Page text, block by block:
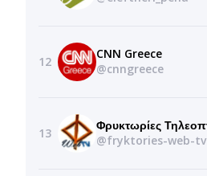
12
CNN Greece
@cnngreece
13
@fryktories-web-tv